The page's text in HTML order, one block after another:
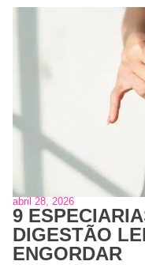
abril 28, 2026
9
DIGESTÃO
ENGORDAR